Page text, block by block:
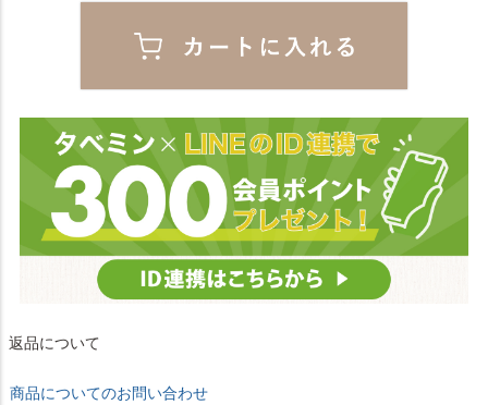
返品について
商品についてのお問い合わせ